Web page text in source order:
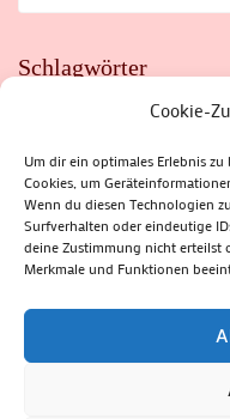
Cookie-
Um dir ein optimales Erlebnis
Cookies, um
Wenn du diesen Technologien
Surfverhalten oder eindeutige
deine Zustimmung nicht erteilst
Merkmale und Funktionen
Schlagwörter
FAHRRAD
FLOHMARKT
HITZEFALLE AUTO
KINDER
KIRMES
KRIMI
KULTUR
PARASITEN
PILZE
SOMMERFERIEN
SPORT
STADTMARKETING
SUHLER FRÜHLING
ZELLA-MEHLIS